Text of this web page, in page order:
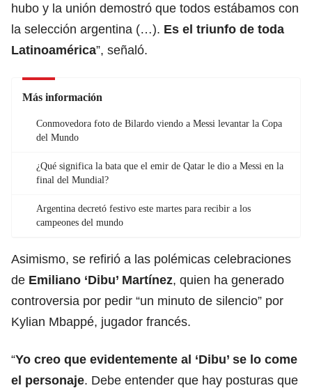
hubo y la unión demostró que todos estábamos con
la selección argentina (…). Es el triunfo de toda
Latinoamérica”, señaló.
Más información
Conmovedora foto de Bilardo viendo a Messi levantar la Copa
del Mundo
¿Qué significa la bata que el emir de Qatar le dio a Messi en la
final del Mundial?
Argentina decretó festivo este martes para recibir a los
campeones del mundo
Asimismo, se refirió a las polémicas celebraciones
de Emiliano ‘Dibu’ Martínez, quien ha generado
controversia por pedir “un minuto de silencio” por
Kylian Mbappé, jugador francés.
“Yo creo que evidentemente al ‘Dibu’ se lo come
el personaje. Debe entender que hay posturas que